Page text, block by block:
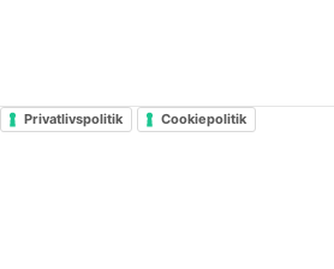
Privatlivspolitik Cookiepolitik